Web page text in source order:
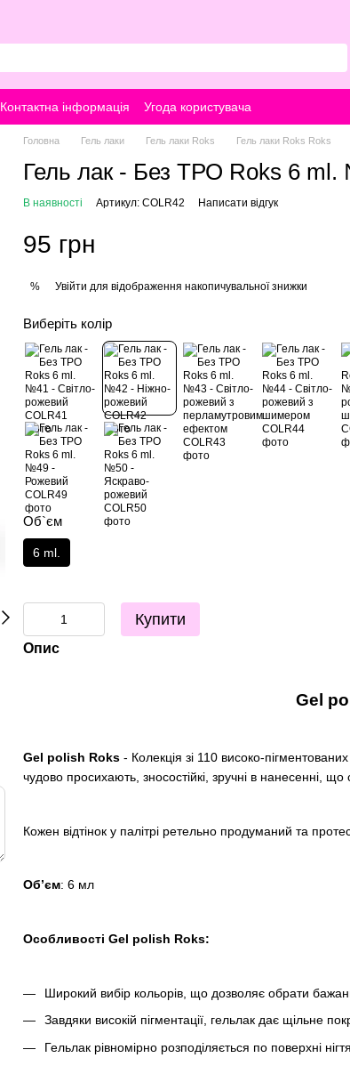
Контактна інформація Угода користувача
Головна Гель лаки Гель лаки Roks Гель лаки Roks Roks
Гель лак - Без ТРО Roks 6
В наявності Артикул: COLR42 Написати відгук
95 грн
% Увійти для відображення накопичувальної знижки
Виберіть колір
Об`єм
6 ml.
Купити
Опис
Gel
Gel polish Roks- Колекція зі 110 високо-
чудово просихають, зносостійкі, зручні в нанесенні, що
Кожен відтінок у палітрі ретельно продуманий та
Обʼєм: 6 мл
Особливості Gel polish Roks:
Широкий вибір кольорів, що дозволяє обрати
Завдяки високій пігментації, гельлак дає щільне
Гельлак рівномірно розподіляється по поверхні